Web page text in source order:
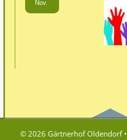
Nov.
© 2026 Gärtnerhof Oldendorf •